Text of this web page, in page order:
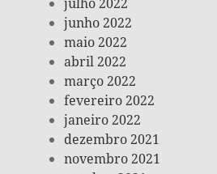
junho 2022
maio 2022
abril 2022
março 2022
fevereiro 2022
janeiro 2022
dezembro 2021
novembro 2021